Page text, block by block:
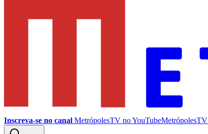
Inscreva-se no canal MetrópolesTV noYouTubeMetrópolesTV